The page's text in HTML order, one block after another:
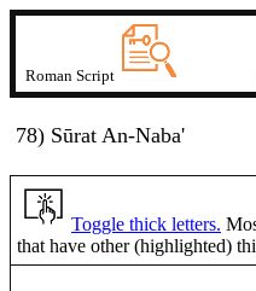
Roman Script
78) Sūrat An-Naba'
Toggle thick letters.
that have other (highlighted)